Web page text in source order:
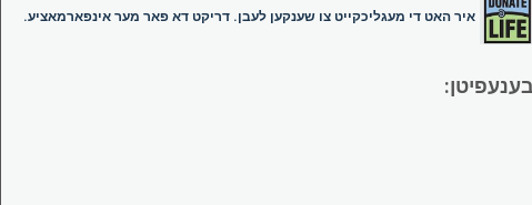
איר האט די מעגליכקייט צו שענקען לעבן. דריקט דא פאר מער אינפארמאציע.